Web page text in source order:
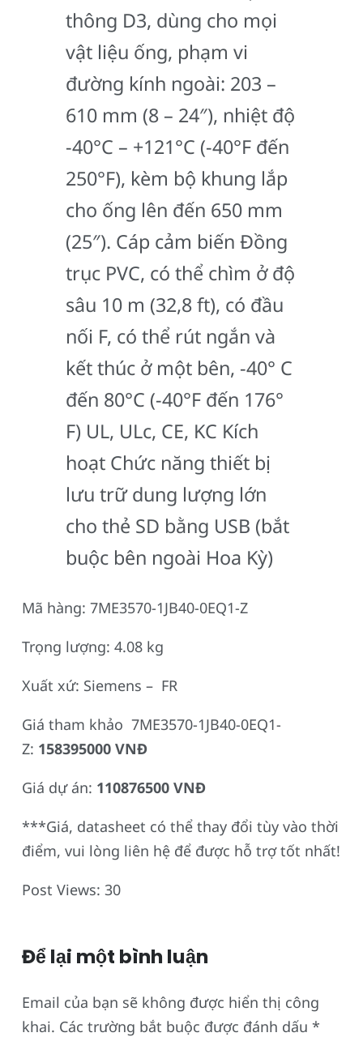
thông D3, dùng cho mọi
vật liệu ống, phạm vi
đường kính ngoài: 203 –
610 mm (8 – 24″), nhiệt độ
-40°C – +121°C (-40°F đến
250°F), kèm bộ khung lắp
cho ống lên đến 650 mm
(25″). Cáp cảm biến Đồng
trục PVC, có thể chìm ở độ
sâu 10 m (32,8 ft), có đầu
nối F, có thể rút ngắn và
kết thúc ở một bên, -40° C
đến 80°C (-40°F đến 176°
F) UL, ULc, CE, KC Kích
hoạt Chức năng thiết bị
lưu trữ dung lượng lớn
cho thẻ SD bằng USB (bắt
buộc bên ngoài Hoa Kỳ)
Mã hàng: 7ME3570-1JB40-0EQ1-Z
Trọng lượng: 4.08 kg
Xuất xứ: Siemens – FR
Giá tham khảo 7ME3570-1JB40-0EQ1-
Z: 158395000 VNĐ
Giá dự án: 110876500 VNĐ
***Giá, datasheet có thể thay đổi tùy vào thời
điểm, vui lòng liên hệ để được hỗ trợ tốt nhất!
Post Views: 30
Để lại một bình luận
Email của bạn sẽ không được hiển thị công
khai. Các trường bắt buộc được đánh dấu *